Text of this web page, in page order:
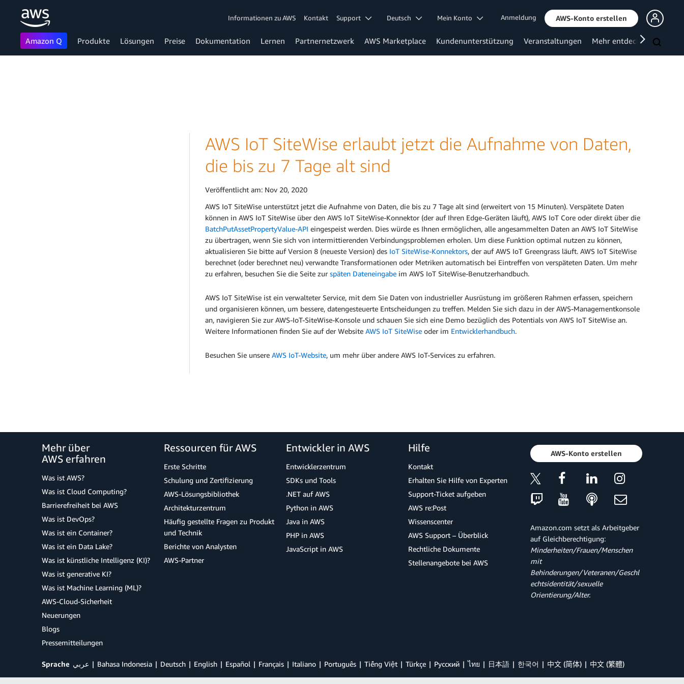
Informationen zu AWS Kontakt Support Deutsch Mein Konto Anmeldung AWS-Konto erstellen
Amazon Q Produkte Lösungen Preise Dokumentation Lernen Partnernetzwerk AWS Marketplace Kundenunterstützung Veranstaltungen Mehr entdecken
AWS IoT SiteWise erlaubt jetzt die Aufnahme von Daten,
die bis zu 7 Tage alt sind
Veröffentlicht am: Nov 20, 2020
AWS IoT SiteWise unterstützt jetzt die Aufnahme von Daten, die bis zu 7 Tage alt sind (erweitert von 15 Minuten). Verspätete Daten
können in AWS IoT SiteWise über den AWS IoT SiteWise-Konnektor (der auf Ihren Edge-Geräten läuft), AWS IoT Core oder direkt über die
BatchPutAssetPropertyValue-API eingespeist werden. Dies würde es Ihnen ermöglichen, alle angesammelten Daten an AWS IoT SiteWise
zu übertragen, wenn Sie sich von intermittierenden Verbindungsproblemen erholen. Um diese Funktion optimal nutzen zu können,
aktualisieren Sie bitte auf Version 8 (neueste Version) des IoT SiteWise-Konnektors, der auf AWS IoT Greengrass läuft. AWS IoT SiteWise
berechnet (oder berechnet neu) verwandte Transformationen oder Metriken automatisch bei Eintreffen von verspäteten Daten. Um mehr
zu erfahren, besuchen Sie die Seite zur späten Dateneingabe im AWS IoT SiteWise-Benutzerhandbuch.
AWS IoT SiteWise ist ein verwalteter Service, mit dem Sie Daten von industrieller Ausrüstung im größeren Rahmen erfassen, speichern
und organisieren können, um bessere, datengesteuerte Entscheidungen zu treffen. Melden Sie sich dazu in der AWS-Managementkonsole
an, navigieren Sie zur AWS-IoT-SiteWise-Konsole und schauen Sie sich eine Demo bezüglich des Potentials von AWS IoT SiteWise an.
Weitere Informationen finden Sie auf der Website AWS IoT SiteWise oder im Entwicklerhandbuch.
Besuchen Sie unsere AWS IoT-Website, um mehr über andere AWS IoT-Services zu erfahren.
Mehr über
AWS erfahren
Was ist AWS?
Was ist Cloud Computing?
Barrierefreiheit bei AWS
Was ist DevOps?
Was ist ein Container?
Was ist ein Data Lake?
Was ist künstliche Intelligenz (KI)?
Was ist generative KI?
Was ist Machine Learning (ML)?
AWS-Cloud-Sicherheit
Neuerungen
Blogs
Pressemitteilungen
Ressourcen für AWS
Erste Schritte
Schulung und Zertifizierung
AWS-Lösungsbibliothek
Architekturzentrum
Häufig gestellte Fragen zu Produkt
und Technik
Berichte von Analysten
AWS-Partner
Entwickler in AWS
Entwicklerzentrum
SDKs und Tools
.NET auf AWS
Python in AWS
Java in AWS
PHP in AWS
JavaScript in AWS
Hilfe
Kontakt
Erhalten Sie Hilfe von Experten
Support-Ticket aufgeben
AWS re:Post
Wissenscenter
AWS Support – Überblick
Rechtliche Dokumente
Stellenangebote bei AWS
AWS-Konto erstellen
Amazon.com setzt als Arbeitgeber
auf Gleichberechtigung:
Minderheiten/Frauen/Menschen
mit
Behinderungen/Veteranen/Geschl
echtsidentität/sexuelle
Orientierung/Alter.
Sprache عربي Bahasa Indonesia Deutsch English Español Français Italiano Português Tiếng Việt Türkçe Ρусский ไทย 日本語 한국어 中文 (简体) 中文 (繁體)